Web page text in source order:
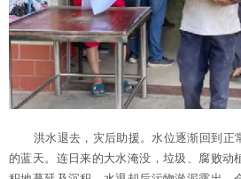
洪水退去，灾后助援。水位逐渐回到正
的蓝天。连日来的大水淹没，垃圾、腐败动